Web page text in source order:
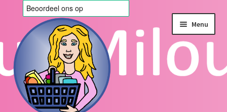
door
naar
navigatie
de
inhoud
Menu